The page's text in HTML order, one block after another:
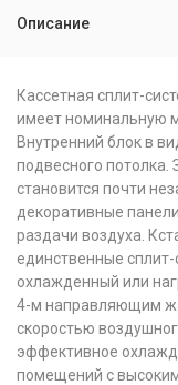
Описание
Кассетная сплит-
имеет номинальную
Внутренний блок в
подвесного потолка.
становится почти
декоративные
раздачи воздуха.
единственные
охлажденный или
4-м направляющим
скоростью
эффективное
помещений с